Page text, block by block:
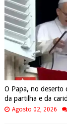
O Papa, no deserto
da partilha e da
Agosto 02, 2026